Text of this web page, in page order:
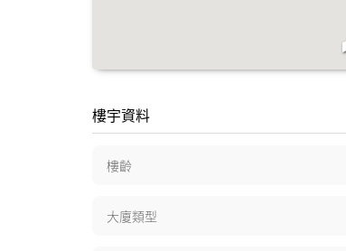
樓宇資料
樓齡
大廈類型